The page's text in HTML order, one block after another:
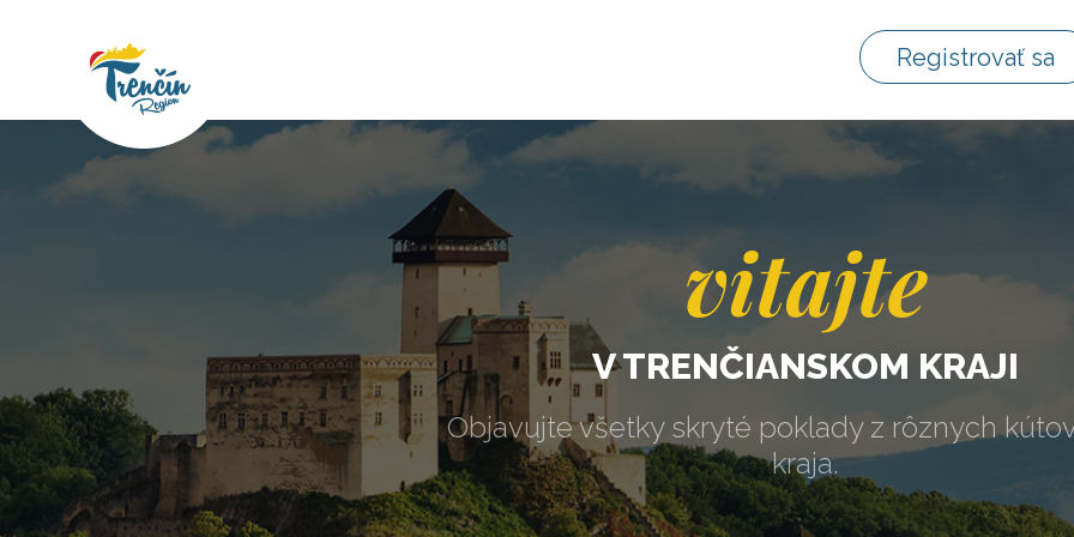
Registrovať sa
vitajte
V TRENČIANSKOM KRAJI
Objavujte všetky skryté poklady z rôznych
kraja.